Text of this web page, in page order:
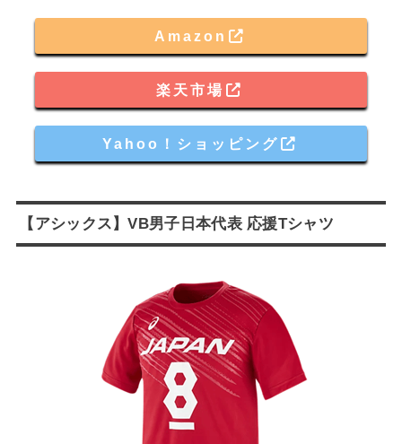
Amazon
楽天市場
Yahoo！ショッピング
【アシックス】VB男子日本代表 応援Tシャツ